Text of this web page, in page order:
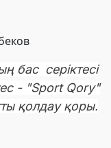
бас серіктесі
- "Sport Qory"
қолдау қоры.